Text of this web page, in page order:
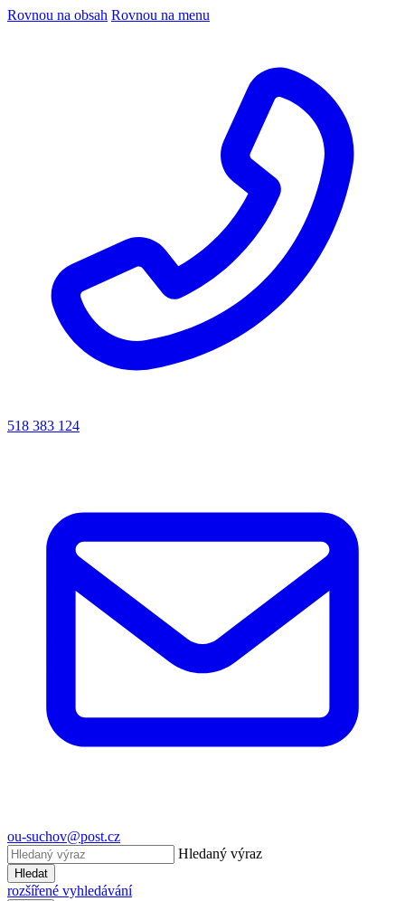
Rovnou na obsah Rovnou na menu
518 383 124
ou-suchov@post.cz
Hledaný výraz
Hledat
rozšířené vyhledávání